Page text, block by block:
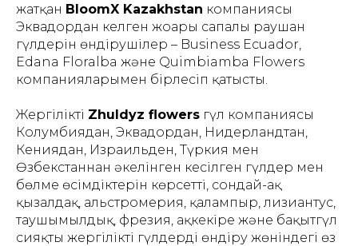
жатқан BloomX Kazakhstan компаниясы
Эквадордан келген жоғары сапалы раушан
гүлдерін өндірушілер – Business Ecuador,
Edana Floralba және Quimbiamba Flowers
компанияларымен бірлесіп қатысты.
Жергілікті Zhuldyz flowers гүл компаниясы
Колумбиядан, Эквадордан, Нидерландтан,
Кениядан, Израильден, Түркия мен
Өзбекстаннан әкелінген кесілген гүлдер мен
бөлме өсімдіктерін көрсетті, сондай-ақ
қызғалдақ, альстромерия, қалампыр, лизиантус,
таушымылдық, фрезия, ақкeкірe және бақытгүл
сияқты жергілікті гүлдерді өндіру жөніндегі өз